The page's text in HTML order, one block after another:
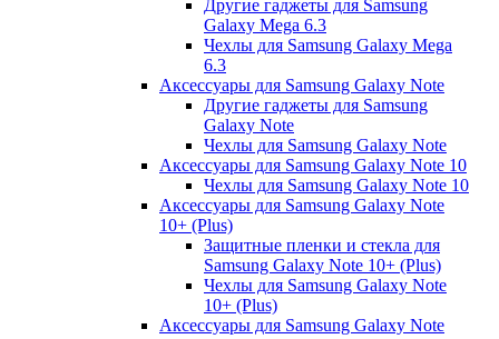
Другие гаджеты для Samsung
Galaxy Mega 6.3
Чехлы для Samsung Galaxy Mega
6.3
Аксессуары для Samsung Galaxy Note
Другие гаджеты для Samsung
Galaxy Note
Чехлы для Samsung Galaxy Note
Аксессуары для Samsung Galaxy Note 10
Чехлы для Samsung Galaxy Note 10
Аксессуары для Samsung Galaxy Note
10+ (Plus)
Защитные пленки и стекла для
Samsung Galaxy Note 10+ (Plus)
Чехлы для Samsung Galaxy Note
10+ (Plus)
Аксессуары для Samsung Galaxy Note